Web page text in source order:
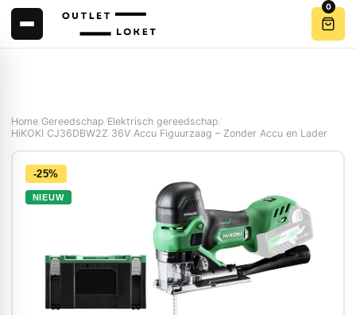
0
Home Gereedschap Elektrisch gereedschap
HiKOKI CJ36DBW2Z 36V Accu Figuurzaag – Zonder Accu en Lader
-25%
NIEUW